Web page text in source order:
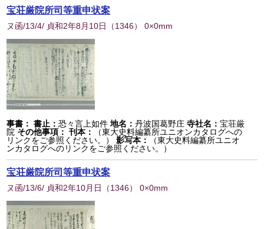
宝荘厳院所司等重申状案
ヌ函/13/4/ 貞和2年8月10日 （1346） 0×0mm
事書： 書止：恐々言上如件 地名：丹波国葛野庄 寺社名：宝荘厳
院 その他事項： 刊本：
（東大史料編纂所ユニオンカタログへの
リンクをご参照ください。）
影写本：
（東大史料編纂所ユニオ
ンカタログへのリンクをご参照ください。）
宝荘厳院所司等重申状案
ヌ函/13/6/ 貞和2年10月日 （1346） 0×0mm